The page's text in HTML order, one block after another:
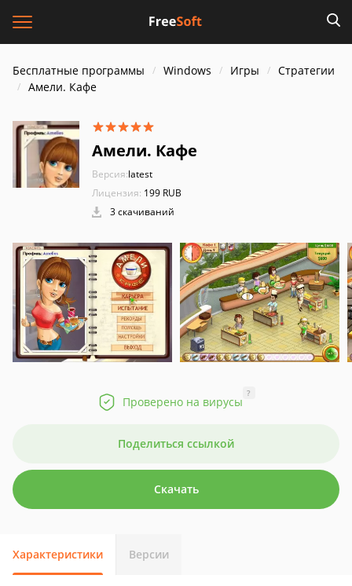
Бесплатные программы Windows Игры
Стратегии
Амели. Кафе
Амели. Кафе
Версия:latest
Лицензия: 199 RUB
3 скачиваний
Проверено на вирусы
?
Поделиться ссылкой
Скачать
Характеристики Версии